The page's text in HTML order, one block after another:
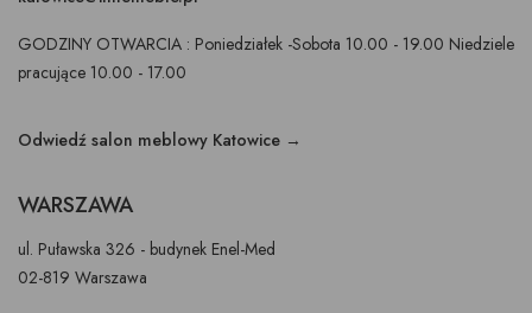
GODZINY OTWARCIA : Poniedziałek -Sobota 10.00 - 19.00 Niedziele
pracujące 10.00 - 17.00
Odwiedź salon meblowy Katowice →
WARSZAWA
ul. Puławska 326 - budynek Enel-Med
02-819 Warszawa